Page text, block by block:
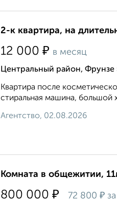
2-к квартира, на
12 000 ₽ в месяц
Центральный район, Фрунзе
Квартира после
стиральная машина, большой
Агентство, 02.08.2026
Комната в общежитии,
800 000 ₽ 72 800 ₽